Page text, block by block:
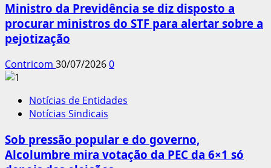
Ministro da Previdência se diz disposto a
procurar ministros do STF para alertar sobre a
pejotização
Contricom 30/07/20260
Notícias de Entidades
Notícias Sindicais
Sob pressão popular e do governo,
Alcolumbre mira votação da PEC da 6×1 só